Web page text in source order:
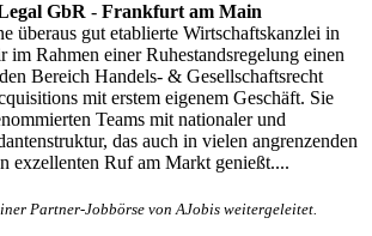
GbR - Frankfurt am Main
überaus gut etablierte Wirtschaftskanzlei in
im Rahmen einer Ruhestandsregelung einen
Bereich Handels- & Gesellschaftsrecht
mit erstem eigenem Geschäft. Sie
Teams mit nationaler und
das auch in vielen angrenzenden
exzellenten Ruf am Markt genießt....
Partner-Jobbörse von AJobis weitergeleitet.